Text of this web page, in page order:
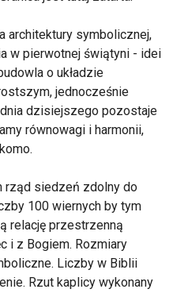
architektury symbolicznej,
w pierwotnej świątyni - idei
o układzie
jednocześnie
dzisiejszego pozostaje
równowagi i harmonii,
rząd siedzeń zdolny do
100 wiernych by tym
relację przestrzenną
i z Bogiem. Rozmiary
Liczby w Biblii
Rzut kaplicy wykonany